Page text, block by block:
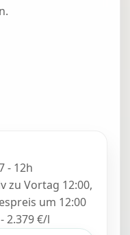
- 12h
zu Vortag 12:00,
um 12:00
2.379 €/l